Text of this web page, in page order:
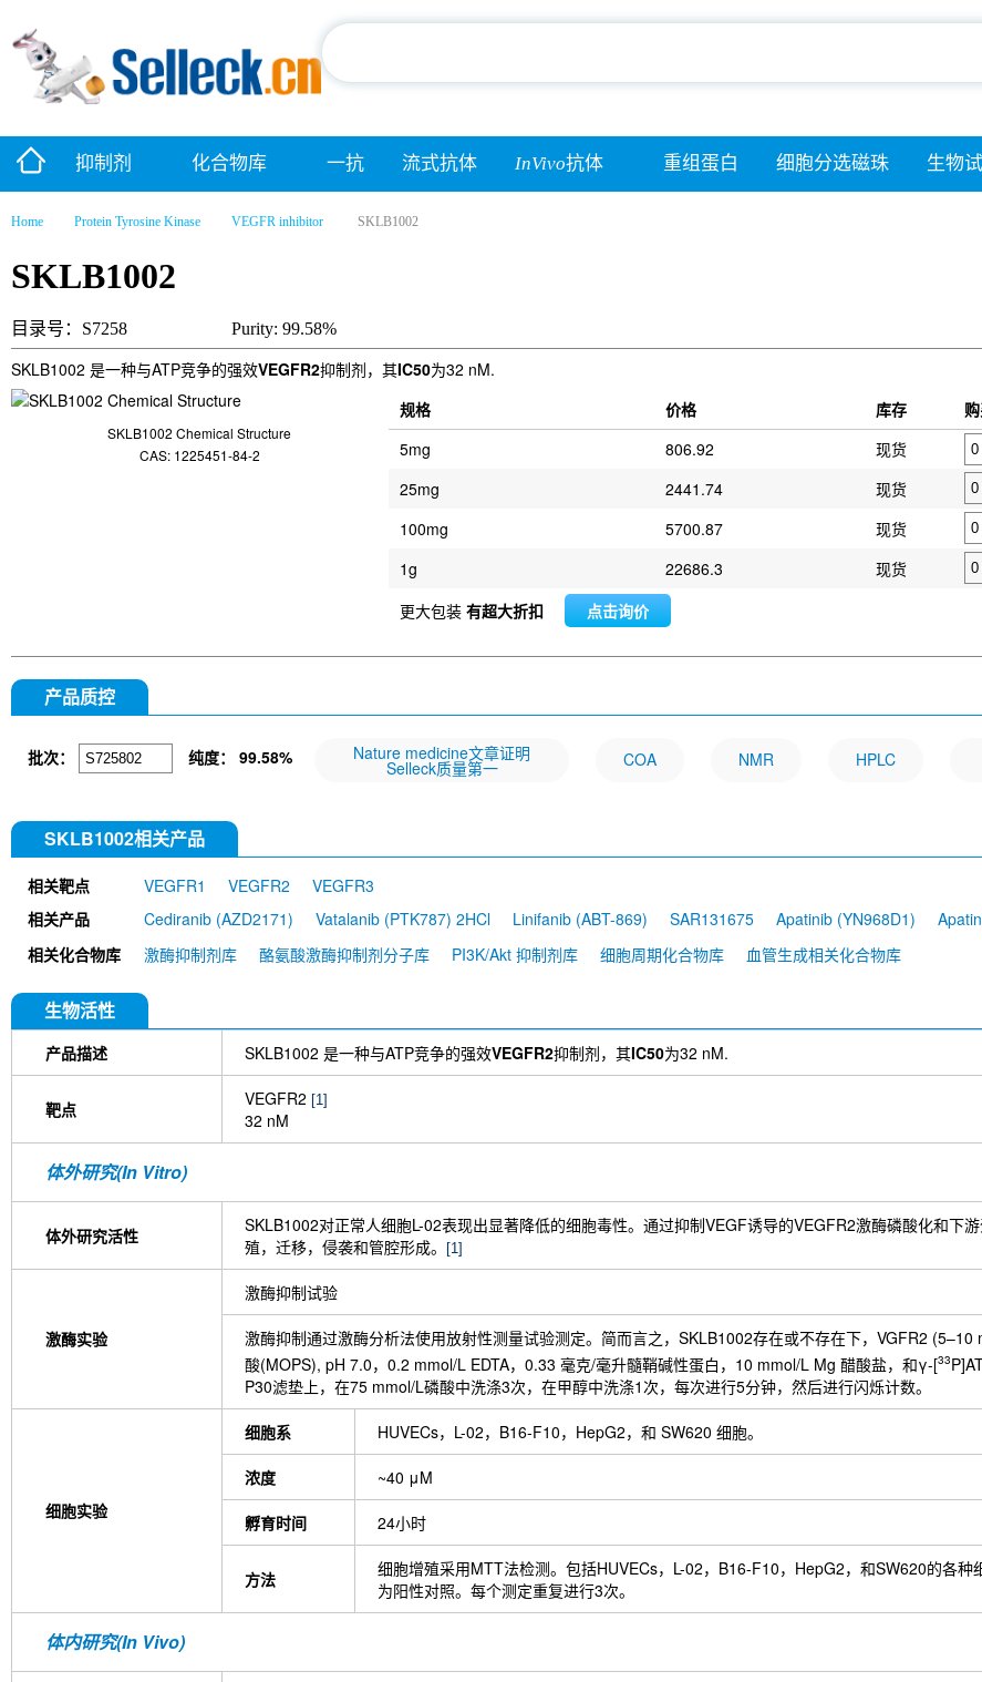
抑制剂 化合物库 一抗 流式抗体 InVivo抗体 重组蛋白 细胞分选磁珠 生物
Home Protein Tyrosine Kinase VEGFR inhibitor SKLB1002
SKLB1002
目录号：S7258 Purity: 99.58%
SKLB1002 是一种与ATP竞争的强效VEGFR2抑制剂，其IC50为32 nM.
SKLB1002 Chemical Structure
CAS: 1225451-84-2
规格 价格 库存
5mg
806.92
现货
25mg
2441.74
现货
100mg
5700.87
现货
1g
22686.3
现货
更大包装 有超大折扣 点击询价
产品质控
批次： 纯度： 99.58% Nature medicine文章证明
Selleck质量第一 COA NMR HPLC
SKLB1002相关产品
相关靶点 VEGFR1 VEGFR2
VEGFR3
相关产品
Cediranib (AZD2171) Vatalanib (PTK787) 2HCl Linifanib (ABT-869) SAR131675 Apatinib (YN968D1)
Motesanib Diphosphate (AMG-706)
Brivanib (BMS-540215) Motesanib (AMG-706) Taxifolin (Dihydroquercetin)
Brivanib Alaninate (BMS-582664)
Anti-mouse VEGFR-2-InVivo
相关化合物库
激酶抑制剂库 酪氨酸激酶抑制剂分子库 PI3K/Akt 抑制剂库 细胞周期化合物库 血管生成相关化合物库
生物活性
产品描述 SKLB1002 是一种与ATP竞争的强效VEGFR2抑制剂，其IC50为32 nM.
靶点 VEGFR2 [1]
32 nM
体外研究(In Vitro)
体外研究活性
SKLB1002对正常人细胞L-02表现出显著降低的细胞毒性。通过抑制VEGF诱导的VEGFR2激酶磷酸化和下
殖，迁移，侵袭和管腔形成。
[1]
激酶实验
激酶抑制试验
激酶抑制通过激酶分析法使用放射性测量试验测定。简而言之，SKLB1002存在或不存在下，VGFR2
酸(MOPS), pH 7.0，0.2 mmol/L EDTA，0.33 毫克/毫升髓鞘碱性蛋白，10 mmol/L Mg 醋酸盐，和γ-[33
P30滤垫上，在75 mmol/L磷酸中洗涤3次，在甲醇中洗涤1次，每次进行5分钟，然后进行闪烁计数。
细胞实验
细胞系 HUVECs，L-02，B16-F10，HepG2，和 SW620 细胞。
浓度 ~40 μM
孵育时间 24小时
方法
细胞增殖采用MTT法检测。包括HUVECs，L-02，B16-F10，HepG2，和SW620的各
为阳性对照。每个测定重复进行3次。
体内研究(In Vivo)